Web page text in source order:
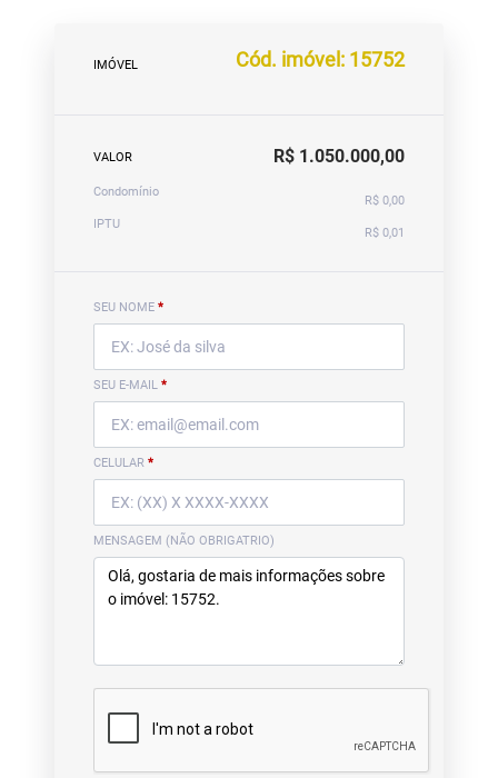
IMÓVEL Cód. imóvel: 15752
VALOR R$ 1.050.000,00
Condomínio
R$ 0,00
IPTU
R$ 0,01
SEU NOME *
SEU E-MAIL *
CELULAR *
MENSAGEM (NÃO OBRIGATRIO)